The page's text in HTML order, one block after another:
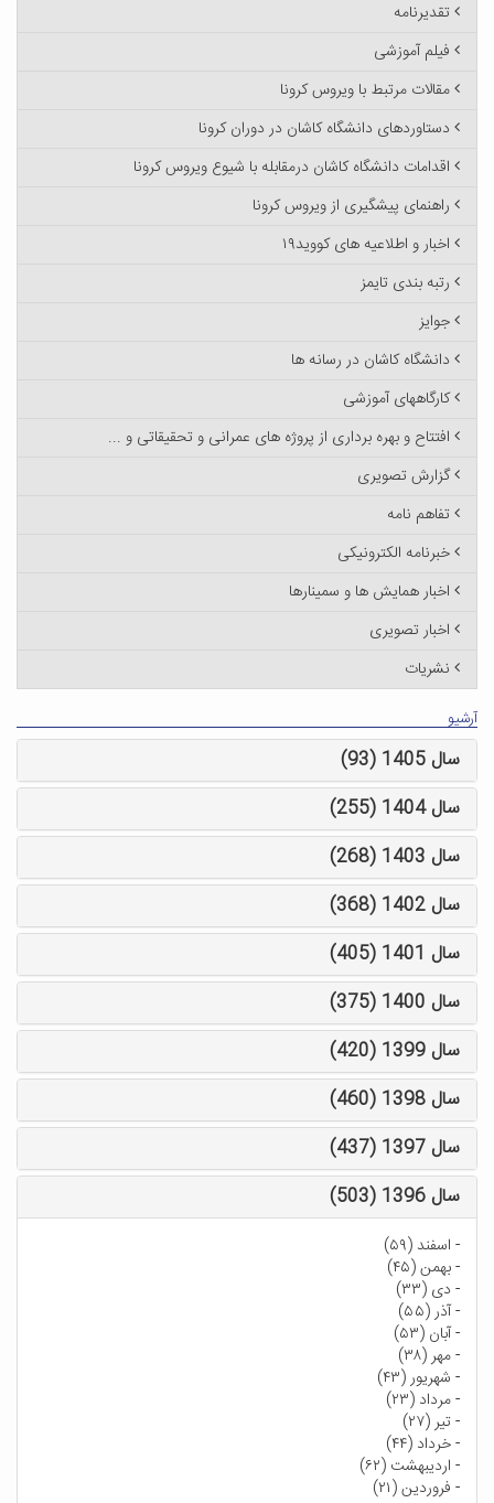
تقدیرنامه
فیلم آموزشی
مقالات مرتبط با ویروس کرونا
دستاوردهای دانشگاه کاشان در دوران کرونا
اقدامات دانشگاه کاشان درمقابله با شیوع ویروس کرونا
راهنمای پیشگیری از ویروس کرونا
اخبار و اطلاعیه های کووید۱۹
رتبه بندی تایمز
جوایز
دانشگاه کاشان در رسانه ها
کارگاههای آموزشی
افتتاح و بهره برداری از پروژه های عمرانی و تحقیقاتی و ...
گزارش تصویری
تفاهم نامه
خبرنامه الکترونیکی
اخبار همایش ها و سمینارها
اخبار تصویری
نشریات
آرشیو
سال 1405 (93)
سال 1404 (255)
سال 1403 (268)
سال 1402 (368)
سال 1401 (405)
سال 1400 (375)
سال 1399 (420)
سال 1398 (460)
سال 1397 (437)
سال 1396 (503)
- اسفند (۵۹)
-بهمن (۴۵)
- دی (۳۳)
-آذر (۵۵)
-آبان (۵۳)
-مهر (۳۸)
- شهریور (۴۳)
-مرداد (۲۳)
-تیر (۲۷)
-خرداد (۴۴)
- اردیبهشت (۶۲)
- فروردین (۲۱)